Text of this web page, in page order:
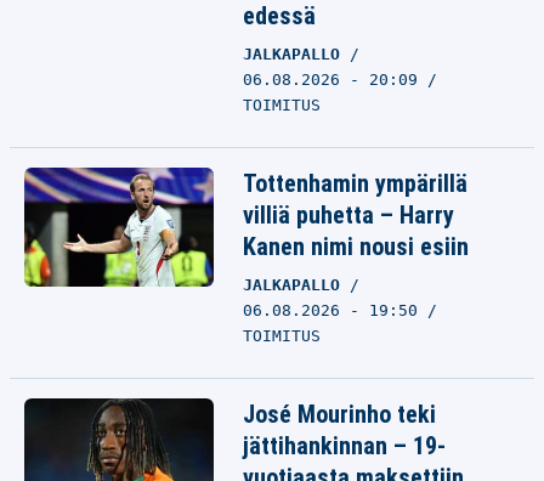
edessä
JALKAPALLO
06.08.2026 - 20:09
TOIMITUS
Tottenhamin ympärillä
villiä puhetta – Harry
Kanen nimi nousi esiin
JALKAPALLO
06.08.2026 - 19:50
TOIMITUS
José Mourinho teki
jättihankinnan – 19-